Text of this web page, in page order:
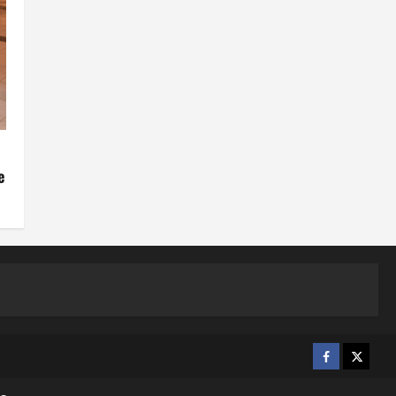
Facebook
X